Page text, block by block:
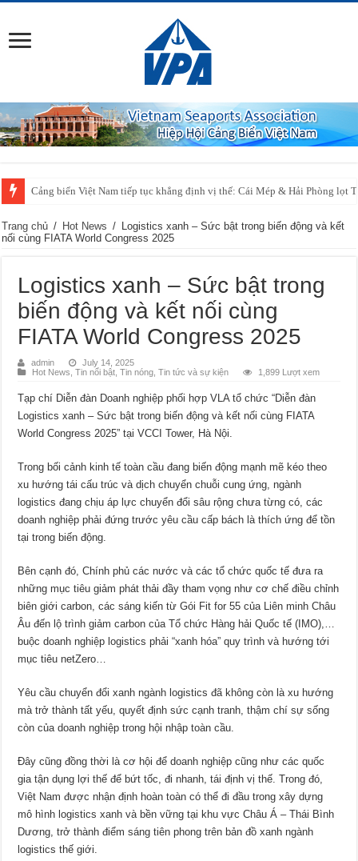
Cảng SSIT đón thành công chuyến tàu đầu tiên của tuyến dịch vụ ZXB
Trang chủ / Hot News / Logistics xanh – Sức bật trong biến động và kết
nối cùng FIATA World Congress 2025
Logistics xanh – Sức bật trong
biến động và kết nối cùng
FIATA World Congress 2025
admin
July 14, 2025
Hot News ,Tin nổi bật ,Tin nóng ,Tin tức và sự kiện 1,899 Lượt xem
Tạp chí Diễn đàn Doanh nghiệp phối hợp VLA tổ chức “Diễn đàn
Logistics xanh – Sức bật trong biến động và kết nối cùng FIATA
World Congress 2025” tại VCCI Tower, Hà Nội.
Trong bối cảnh kinh tế toàn cầu đang biến động mạnh mẽ kéo theo
xu hướng tái cấu trúc và dịch chuyển chuỗi cung ứng, ngành
logistics đang chịu áp lực chuyển đổi sâu rộng chưa từng có, các
doanh nghiệp phải đứng trước yêu cầu cấp bách là thích ứng để tồn
tại trong biến động.
Bên cạnh đó, Chính phủ các nước và các tổ chức quốc tế đưa ra
những mục tiêu giảm phát thải đầy tham vọng như cơ chế điều chỉnh
biên giới carbon, các sáng kiến từ Gói Fit for 55 của Liên minh Châu
Âu đến lộ trình giảm carbon của Tổ chức Hàng hải Quốc tế (IMO),…
buộc doanh nghiệp logistics phải “xanh hóa” quy trình và hướng tới
mục tiêu netZero…
Yêu cầu chuyển đổi xanh ngành logistics đã không còn là xu hướng
mà trở thành tất yếu, quyết định sức cạnh tranh, thậm chí sự sống
còn của doanh nghiệp trong hội nhập toàn cầu.
Đây cũng đồng thời là cơ hội để doanh nghiệp cũng như các quốc
gia tận dụng lợi thế để bứt tốc, đi nhanh, tái định vị thế. Trong đó,
Việt Nam được nhận định hoàn toàn có thể đi đầu trong xây dựng
mô hình logistics xanh và bền vững tại khu vực Châu Á – Thái Bình
Dương, trở thành điểm sáng tiên phong trên bản đồ xanh ngành
logistics thế giới.